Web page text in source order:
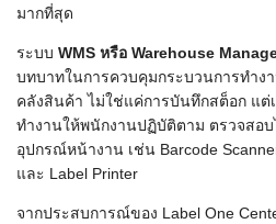
มากที่สุด
ระบบ WMS หรือ Warehouse
บทบาทในการควบคุมกระบวนการทำง
คลังสินค้า ไม่ใช่แค่การบันทึกสต็อก แ
ทำงานให้พนักงานปฏิบัติตาม ตรวจสอ
อุปกรณ์หน้างาน เช่น Barcode
และ Label Printer
จากประสบการณ์ของ Label One